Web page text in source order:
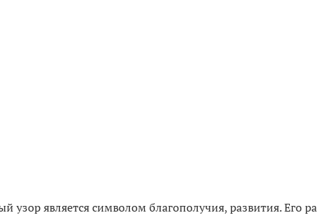
является символом благополучия, развития. Его